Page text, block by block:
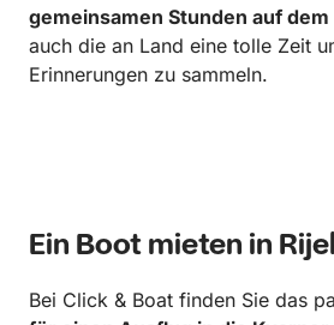
gemeinsamen Stunden auf
auch die an Land eine tolle Zeit
Erinnerungen zu sammeln.
Ein Boot mieten in
Bei Click & Boat finden Sie das